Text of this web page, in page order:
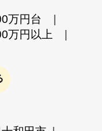
万円台
万円以上